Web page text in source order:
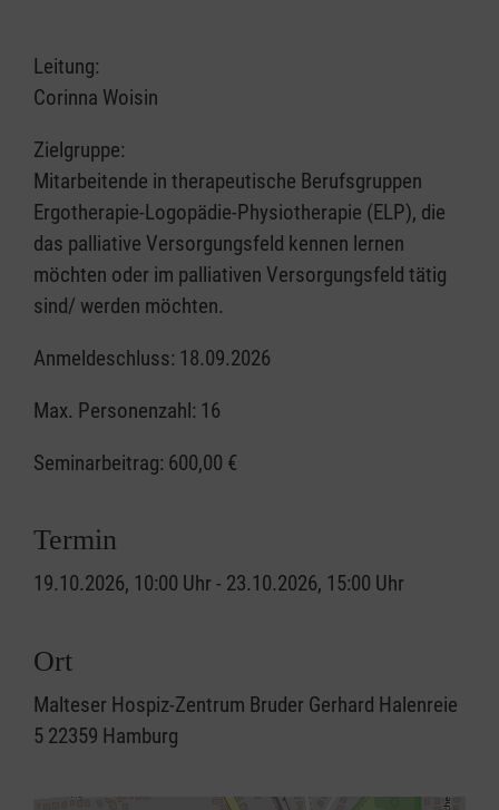
Leitung:
Corinna Woisin
Zielgruppe:
Mitarbeitende in therapeutische Berufsgruppen
Ergotherapie-Logopädie-Physiotherapie (ELP), die
das palliative Versorgungsfeld kennen lernen
möchten oder im palliativen Versorgungsfeld tätig
sind/ werden möchten.
Anmeldeschluss: 18.09.2026
Max. Personenzahl: 16
Seminarbeitrag: 600,00 €
Termin
19.10.2026, 10:00 Uhr - 23.10.2026, 15:00 Uhr
Ort
Malteser Hospiz-Zentrum Bruder Gerhard Halenreie
5 22359 Hamburg